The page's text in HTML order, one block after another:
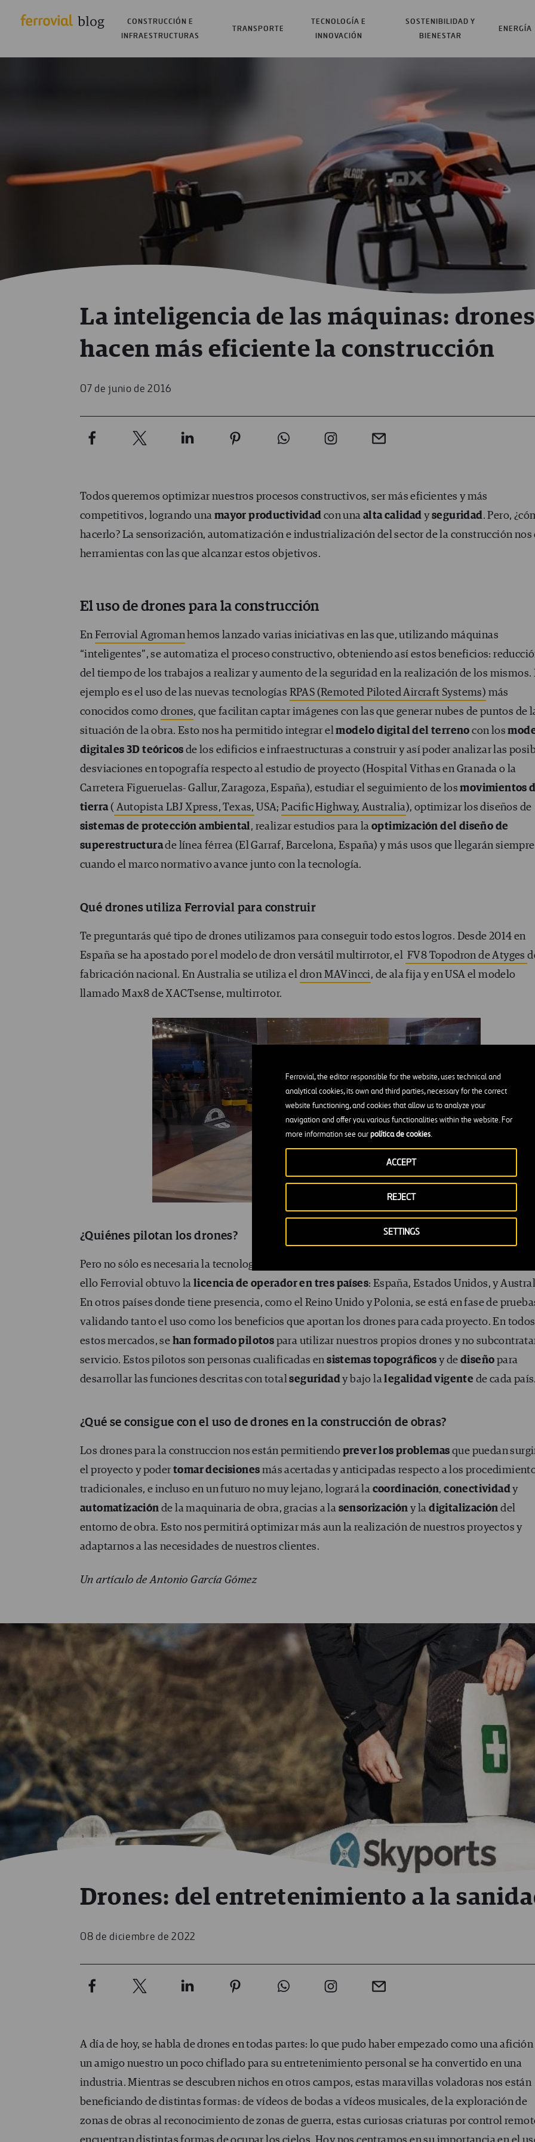
Ferrovial, the editor responsible for the website, uses technical and
analytical cookies, its own and third parties, necessary for the correct
website functioning, and cookies that allow us to analyze your
navigation and offer you various functionalities within the website. For
more information see ourpolítica de cookies.
SETTINGS
REJECT
ACCEPT
CONSTRUCCIÓN E
INFRAESTRUCTURAS
TRANSPORTE
TECNOLOGÍA E
INNOVACIÓN
SOSTENIBILIDAD Y
BIENESTAR
ENERGÍA
La inteligencia de las máquinas:
hacen más eficiente la construcción
07 de junio de 2016
Todos queremos optimizar nuestros procesos constructivos, ser más eficientes y más
competitivos, logrando una mayor productividad con una alta calidad yseguridad. Pero,
hacerlo? La sensorización, automatización e industrialización del sector de la construcción nos
herramientas con las que alcanzar estos objetivos.
El uso de drones para la construcción
EnFerrovial Agromanhemos lanzado varias iniciativas en las que, utilizando máquinas
“inteligentes”, se automatiza el proceso constructivo, obteniendo así estos beneficios:
del tiempo de los trabajos a realizar y aumento de la seguridad en la realización de los mismos.
ejemplo es el uso de las nuevas tecnologías RPAS (Remoted Piloted Aircraft Systems) más
conocidos como drones, que facilitan captar imágenes con las que generar nubes de puntos de
situación de la obra. Esto nos ha permitido integrar elmodelo digital del terreno con los
digitales 3D teóricos de los edificios e infraestructuras a construir y así poder analizar las
desviaciones en topografía respecto al estudio de proyecto (Hospital Vithas en Granada o la
Carretera Figueruelas- Gallur, Zaragoza, España), estudiar el seguimiento de losmovimientos
tierra( Autopista LBJ Xpress, Texas, USA;Pacific Highway, Australia), optimizar los diseños de
sistemas de protección ambiental, realizar estudios para laoptimización del diseño de
superestructurade línea férrea (El Garraf, Barcelona, España) y más usos que llegarán
cuando el marco normativo avance junto con la tecnología.
Qué drones utiliza Ferrovial para construir
Te preguntarás qué tipo de drones utilizamos para conseguir todo estos logros. Desde 2014 en
España se ha apostado por el modelo de dron versátil multirrotor, el FV8 Topodron de Atyges
fabricación nacional. En Australia se utiliza el dron MAVincci, de ala fija y en USA el modelo
llamado Max8 de XACTsense, multirrotor.
¿Quiénes pilotan los drones?
Pero no sólo es necesaria la tecnología, es importante también la persona que lo va a utilizar y
ello Ferrovial obtuvo la licencia de operador en tres países: España, Estados Unidos, y
En otros países donde tiene presencia, como el Reino Unido y Polonia, se está en fase de
validando tanto el uso como los beneficios que aportan los drones para cada proyecto. En todos
estos mercados, se han formado pilotos para utilizar nuestros propios drones y no
servicio. Estos pilotos son personas cualificadas ensistemas topográficos y dediseño para
desarrollar las funciones descritas con totalseguridady bajo lalegalidad vigente de cada
¿Qué se consigue con el uso de drones en la construcción de obras?
Los drones para la construccion nos están permitiendo prever los problemas que puedan
el proyecto y poder tomar decisiones más acertadas y anticipadas respecto a los
tradicionales, e incluso en un futuro no muy lejano, logrará la coordinación,conectividady
automatización de la maquinaria de obra, gracias a la sensorización y ladigitalización del
entorno de obra. Esto nos permitirá optimizar más aun la realización de nuestros proyectos y
adaptarnos a las necesidades de nuestros clientes.
Un artículo de Antonio García Gómez
Drones: del entretenimiento a la
08 de diciembre de 2022
A día de hoy, se habla de drones en todas partes: lo que pudo haber empezado como una afición
un amigo nuestro un poco chiflado para su entretenimiento personal se ha convertido en una
industria. Mientras se descubren nichos en otros campos, estas maravillas voladoras nos están
beneficiando de distintas formas: de vídeos de bodas a vídeos musicales, de la exploración de
zonas de obras al reconocimiento de zonas de guerra, estas curiosas criaturas por control